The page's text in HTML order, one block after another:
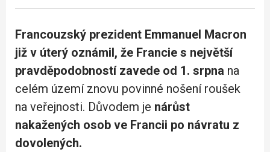
Francouzský prezident Emmanuel Macron
již v úterý oznámil, že Francie s největší
pravděpodobností zavede od 1. srpna na
celém území znovu povinné nošení roušek
na veřejnosti. Důvodem je nárůst
nakažených osob ve Francii po návratu z
dovolených.